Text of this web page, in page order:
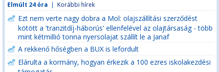
Elmúlt 24 óra | Korábbi hírek
Ezt nem verte nagy dobra a Mol: olajszállítási szerződést
kötött a 'tranzitdíj-háborús' ellenfelével az olajtársaság - több
mint kétmillió tonna nyersolajat szállít le a Janaf
A rekkenő hőségben a BUX is lefordult
Elárulta a kormány, hogyan érkezik a 100 ezres iskolakezdési